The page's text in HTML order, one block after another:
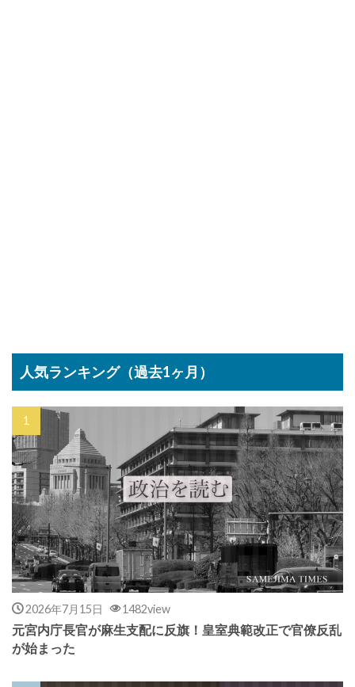
人気ランキング（過去1ヶ月）
2026年7月15日 1482view
元宮内庁長官が麻生支配に反旗！皇室典範改正で官僚反乱
が始まった